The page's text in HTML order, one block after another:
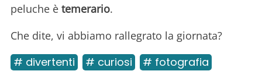
peluche è temerario.
Che dite, vi abbiamo rallegrato la giornata?
# divertenti # curiosi # fotografia